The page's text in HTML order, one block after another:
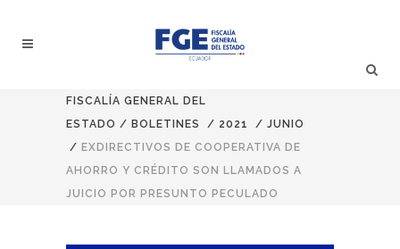
FISCALÍA GENERAL DEL
ESTADO / BOLETINES / 2021 / JUNIO
/ EXDIRECTIVOS DE COOPERATIVA DE
AHORRO Y CRÉDITO SON LLAMADOS A
JUICIO POR PRESUNTO PECULADO